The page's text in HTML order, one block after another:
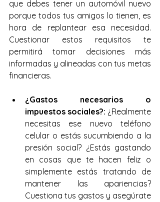
que debes tener un automóvil nuevo
porque todos tus amigos lo tienen, es
hora de replantear esa necesidad.
Cuestionar estos requisitos te
permitirá tomar decisiones más
informadas y alineadas con tus metas
financieras.
¿Gastos necesarios o
impuestos sociales?: ¿Realmente
necesitas ese nuevo teléfono
celular o estás sucumbiendo a la
presión social? ¿Estás gastando
en cosas que te hacen feliz o
simplemente estás tratando de
mantener las apariencias?
Cuestiona tus gastos y asegúrate